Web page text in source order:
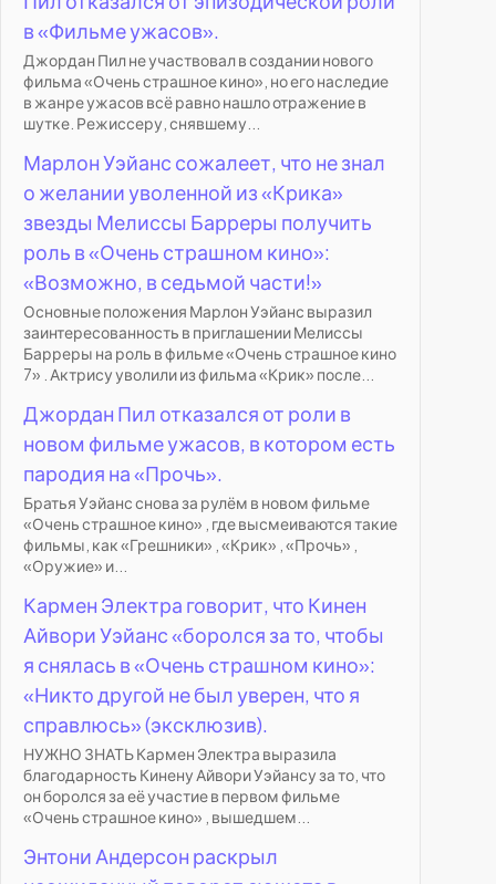
в «Фильме ужасов».
Джордан Пил не участвовал в создании нового
фильма «Очень страшное кино», но его наследие
в жанре ужасов всё равно нашло отражение в
шутке. Режиссеру, снявшему...
Марлон Уэйанс сожалеет, что не знал
о желании уволенной из «Крика»
звезды Мелиссы Барреры получить
роль в «Очень страшном кино»:
«Возможно, в седьмой части!»
Основные положения Марлон Уэйанс выразил
заинтересованность в приглашении Мелиссы
Барреры на роль в фильме «Очень страшное кино
7» . Актрису уволили из фильма «Крик» после...
Джордан Пил отказался от роли в
новом фильме ужасов, в котором есть
пародия на «Прочь».
Братья Уэйанс снова за рулём в новом фильме
«Очень страшное кино» , где высмеиваются такие
фильмы, как «Грешники» , «Крик» , «Прочь» ,
«Оружие» и...
Кармен Электра говорит, что Кинен
Айвори Уэйанс «боролся за то, чтобы
я снялась в «Очень страшном кино»:
«Никто другой не был уверен, что я
справлюсь» (эксклюзив).
НУЖНО ЗНАТЬ Кармен Электра выразила
благодарность Кинену Айвори Уэйансу за то, что
он боролся за её участие в первом фильме
«Очень страшное кино» , вышедшем...
Энтони Андерсон раскрыл